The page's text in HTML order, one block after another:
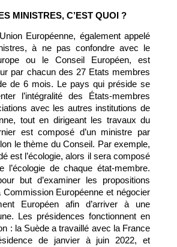
MINISTRES, C’EST QUOI ?
Européenne, également appelé
à ne pas confondre avec le
ou le Conseil Européen, est
par chacun des 27 Etats membres
de 6 mois. Le pays qui préside se
l’intégralité des États-membres
avec les autres institutions de
tout en dirigeant les travaux du
est composé d’un ministre par
le thème du Conseil. Par exemple,
est l’écologie, alors il sera composé
l’écologie de chaque état-membre.
but d’examiner les propositions
Commission Européenne et négocier
Européen afin d’arriver à une
Les présidences fonctionnent en
: la Suède a travaillé avec la France
de janvier à juin 2022, et